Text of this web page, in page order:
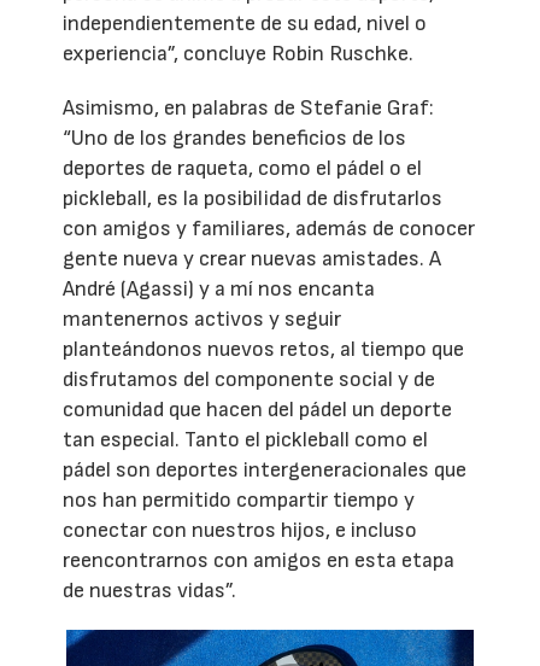
independientemente de su edad, nivel o
experiencia”, concluye Robin Ruschke.
Asimismo, en palabras de Stefanie Graf:
“Uno de los grandes beneficios de los
deportes de raqueta, como el pádel o el
pickleball, es la posibilidad de disfrutarlos
con amigos y familiares, además de conocer
gente nueva y crear nuevas amistades. A
André (Agassi) y a mí nos encanta
mantenernos activos y seguir
planteándonos nuevos retos, al tiempo que
disfrutamos del componente social y de
comunidad que hacen del pádel un deporte
tan especial. Tanto el pickleball como el
pádel son deportes intergeneracionales que
nos han permitido compartir tiempo y
conectar con nuestros hijos, e incluso
reencontrarnos con amigos en esta etapa
de nuestras vidas”.